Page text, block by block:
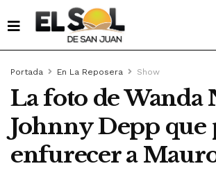
Portada En La Reposera Show
La foto de Wanda
Johnny Depp que
enfurecer a